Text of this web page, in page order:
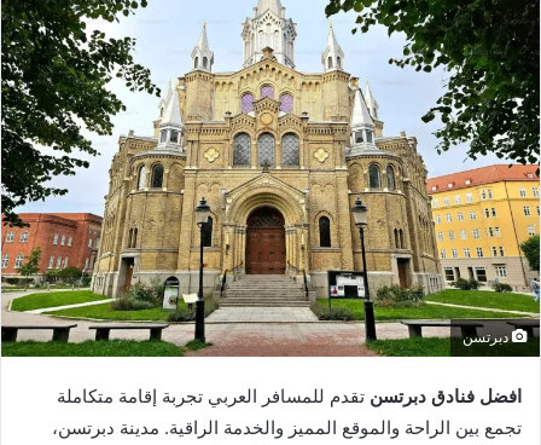
دبرتسن
افضل فنادق دبرتسن تقدم للمسافر العربي تجربة إقامة متكاملة
تجمع بين الراحة والموقع المميز والخدمة الراقية. مدينة دبرتسن،